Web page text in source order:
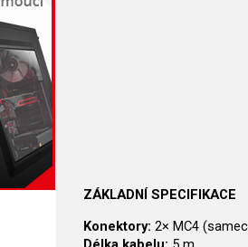
ZÁKLADNÍ SPECIFIKACE
Konektory: 2× MC4